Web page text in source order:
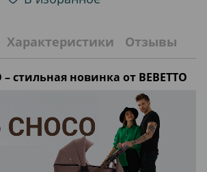
Характеристики Отзывы
– стильная новинка от BEBETTO